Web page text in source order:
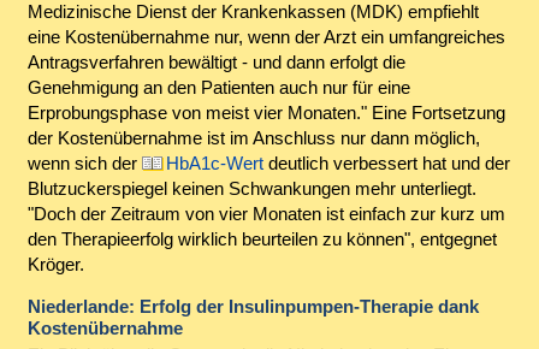
Medizinische Dienst der Krankenkassen (MDK) empfiehlt
eine Kostenübernahme nur, wenn der Arzt ein umfangreiches
Antragsverfahren bewältigt - und dann erfolgt die
Genehmigung an den Patienten auch nur für eine
Erprobungsphase von meist vier Monaten." Eine Fortsetzung
der Kostenübernahme ist im Anschluss nur dann möglich,
wenn sich der
HbA1c-Wertdeutlich verbessert hat und der
Blutzuckerspiegel keinen Schwankungen mehr unterliegt.
"Doch der Zeitraum von vier Monaten ist einfach zur kurz um
den Therapieerfolg wirklich beurteilen zu können", entgegnet
Kröger.
Niederlande: Erfolg der Insulinpumpen-Therapie dank
Kostenübernahme